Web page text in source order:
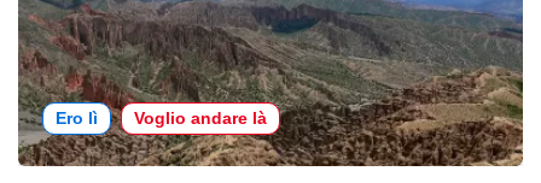
Ero lì Voglio andare là